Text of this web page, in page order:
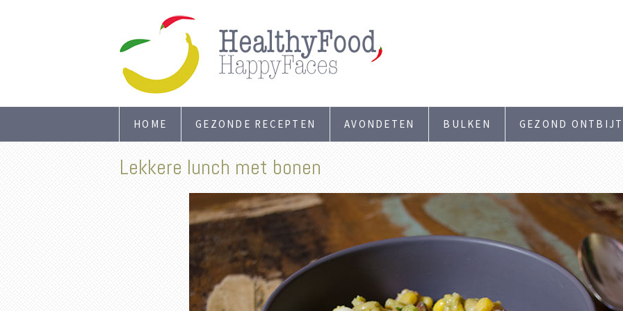
HOME GEZONDE RECEPTEN AVONDETEN BULKEN GEZOND ONTBIJT
Lekkere lunch met bonen